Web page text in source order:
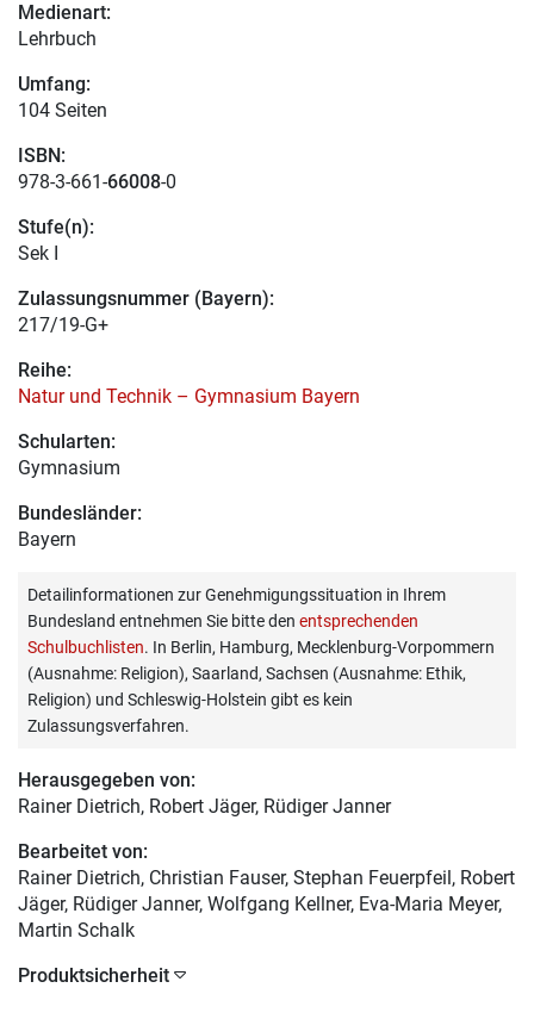
Medienart:
Lehrbuch
Umfang:
104 Seiten
ISBN:
978-3-661-66008-0
Stufe(n):
Sek I
Zulassungsnummer (Bayern):
217/19-G+
Reihe:
Natur und Technik – Gymnasium Bayern
Schularten:
Gymnasium
Bundesländer:
Bayern
Detailinformationen zur Genehmigungssituation in Ihrem
Bundesland entnehmen Sie bitte den entsprechenden
Schulbuchlisten. In Berlin, Hamburg, Mecklenburg-Vorpommern
(Ausnahme: Religion), Saarland, Sachsen (Ausnahme: Ethik,
Religion) und Schleswig-Holstein gibt es kein
Zulassungsverfahren.
Herausgegeben von:
Rainer Dietrich, Robert Jäger, Rüdiger Janner
Bearbeitet von:
Rainer Dietrich, Christian Fauser, Stephan Feuerpfeil, Robert
Jäger, Rüdiger Janner, Wolfgang Kellner, Eva-Maria Meyer,
Martin Schalk
Produktsicherheit